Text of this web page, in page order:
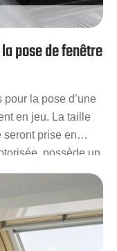
pose de fenêtre
pour la pose d’une
en jeu. La taille
seront prise en
possède un
les
Le prix de
des matériaux
Velux. Cependant,
car les services